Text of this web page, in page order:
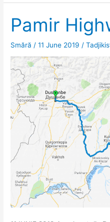
Ziua
2
și
ziua
3.
Pamir
Smără /11 June 2019 /